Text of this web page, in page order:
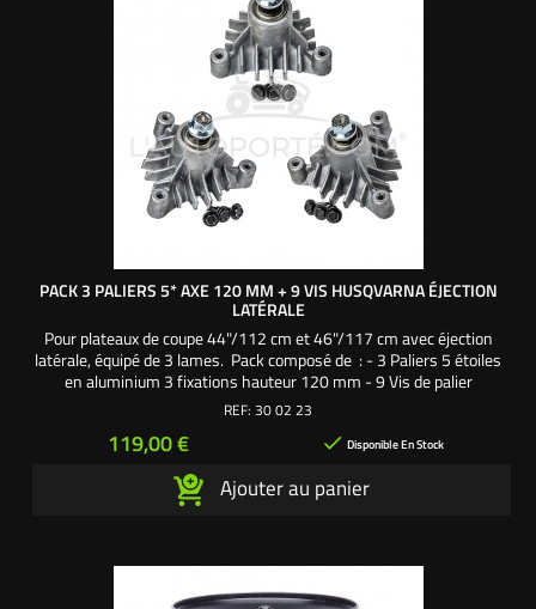
PACK 3 PALIERS 5* AXE 120 MM + 9 VIS HUSQVARNA ÉJECTION
LATÉRALE
Pour plateaux de coupe 44"/112 cm et 46"/117 cm avec éjection
latérale, équipé de 3 lames. Pack composé de : - 3 Paliers 5 étoiles
en aluminium 3 fixations hauteur 120 mm - 9 Vis de palier
autoforeuses - 3 Vis et rondelles de lame Une création exclusive
REF: 30 02 23
Prix
119,00 €  Disponible En Stock
Ajouter au panier